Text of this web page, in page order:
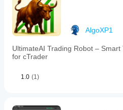
AlgoXP1
UltimateAI Trading Robot –
for cTrader
1.0 (1)